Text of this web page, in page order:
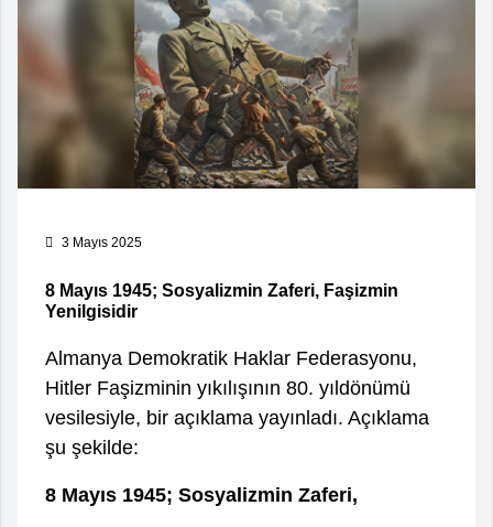
3 Mayıs 2025
8 Mayıs 1945; Sosyalizmin Zaferi, Faşizmin
Yenilgisidir
Almanya Demokratik Haklar Federasyonu,
Hitler Faşizminin yıkılışının 80. yıldönümü
vesilesiyle, bir açıklama yayınladı. Açıklama
şu şekilde:
8 Mayıs 1945; Sosyalizmin Zaferi,